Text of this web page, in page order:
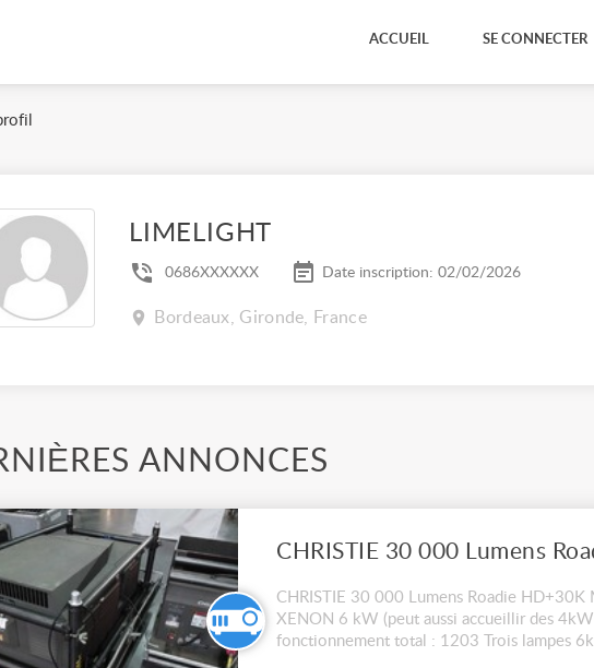
ACCUEIL SE CONNECTER
LIMELIGHT
0686XXXXXX Date inscription: 02/02/2026
Bordeaux, Gironde, France
ANNONCES
CHRISTIE 30 000 Lumens Roadie
XENON 6 kW (peut aussi accueillir des
fonctionnement total : 1203 Trois lampes